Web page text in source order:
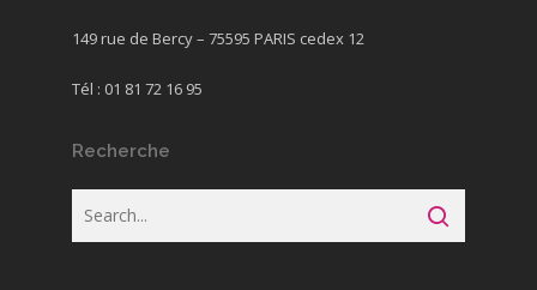
149 rue de Bercy – 75595 PARIS cedex 12
Tél : 01 81 72 16 95
Recherche